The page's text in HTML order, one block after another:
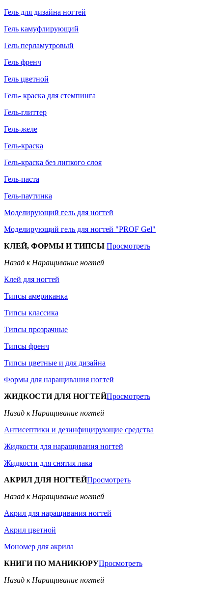
Гель для дизайна ногтей
Гель камуфлирующий
Гель перламутровый
Гель френч
Гель цветной
Гель- краска для стемпинга
Гель-глиттер
Гель-желе
Гель-краска
Гель-краска без липкого слоя
Гель-паста
Гель-паутинка
Моделирующий гель для ногтей
Моделирующий гель для ногтей "PROF Gel"
КЛЕЙ, ФОРМЫ И ТИПСЫ Просмотреть
Назад к Наращивание ногтей
Клей для ногтей
Типсы американка
Типсы классика
Типсы прозрачные
Типсы френч
Типсы цветные и для дизайна
Формы для наращивания ногтей
ЖИДКОСТИ ДЛЯ НОГТЕЙПросмотреть
Назад к Наращивание ногтей
Антисептики и дезинфицирующие средства
Жидкости для наращивания ногтей
Жидкости для снятия лака
АКРИЛ ДЛЯ НОГТЕЙПросмотреть
Назад к Наращивание ногтей
Акрил для наращивания ногтей
Акрил цветной
Мономер для акрила
КНИГИ ПО МАНИКЮРУПросмотреть
Назад к Наращивание ногтей